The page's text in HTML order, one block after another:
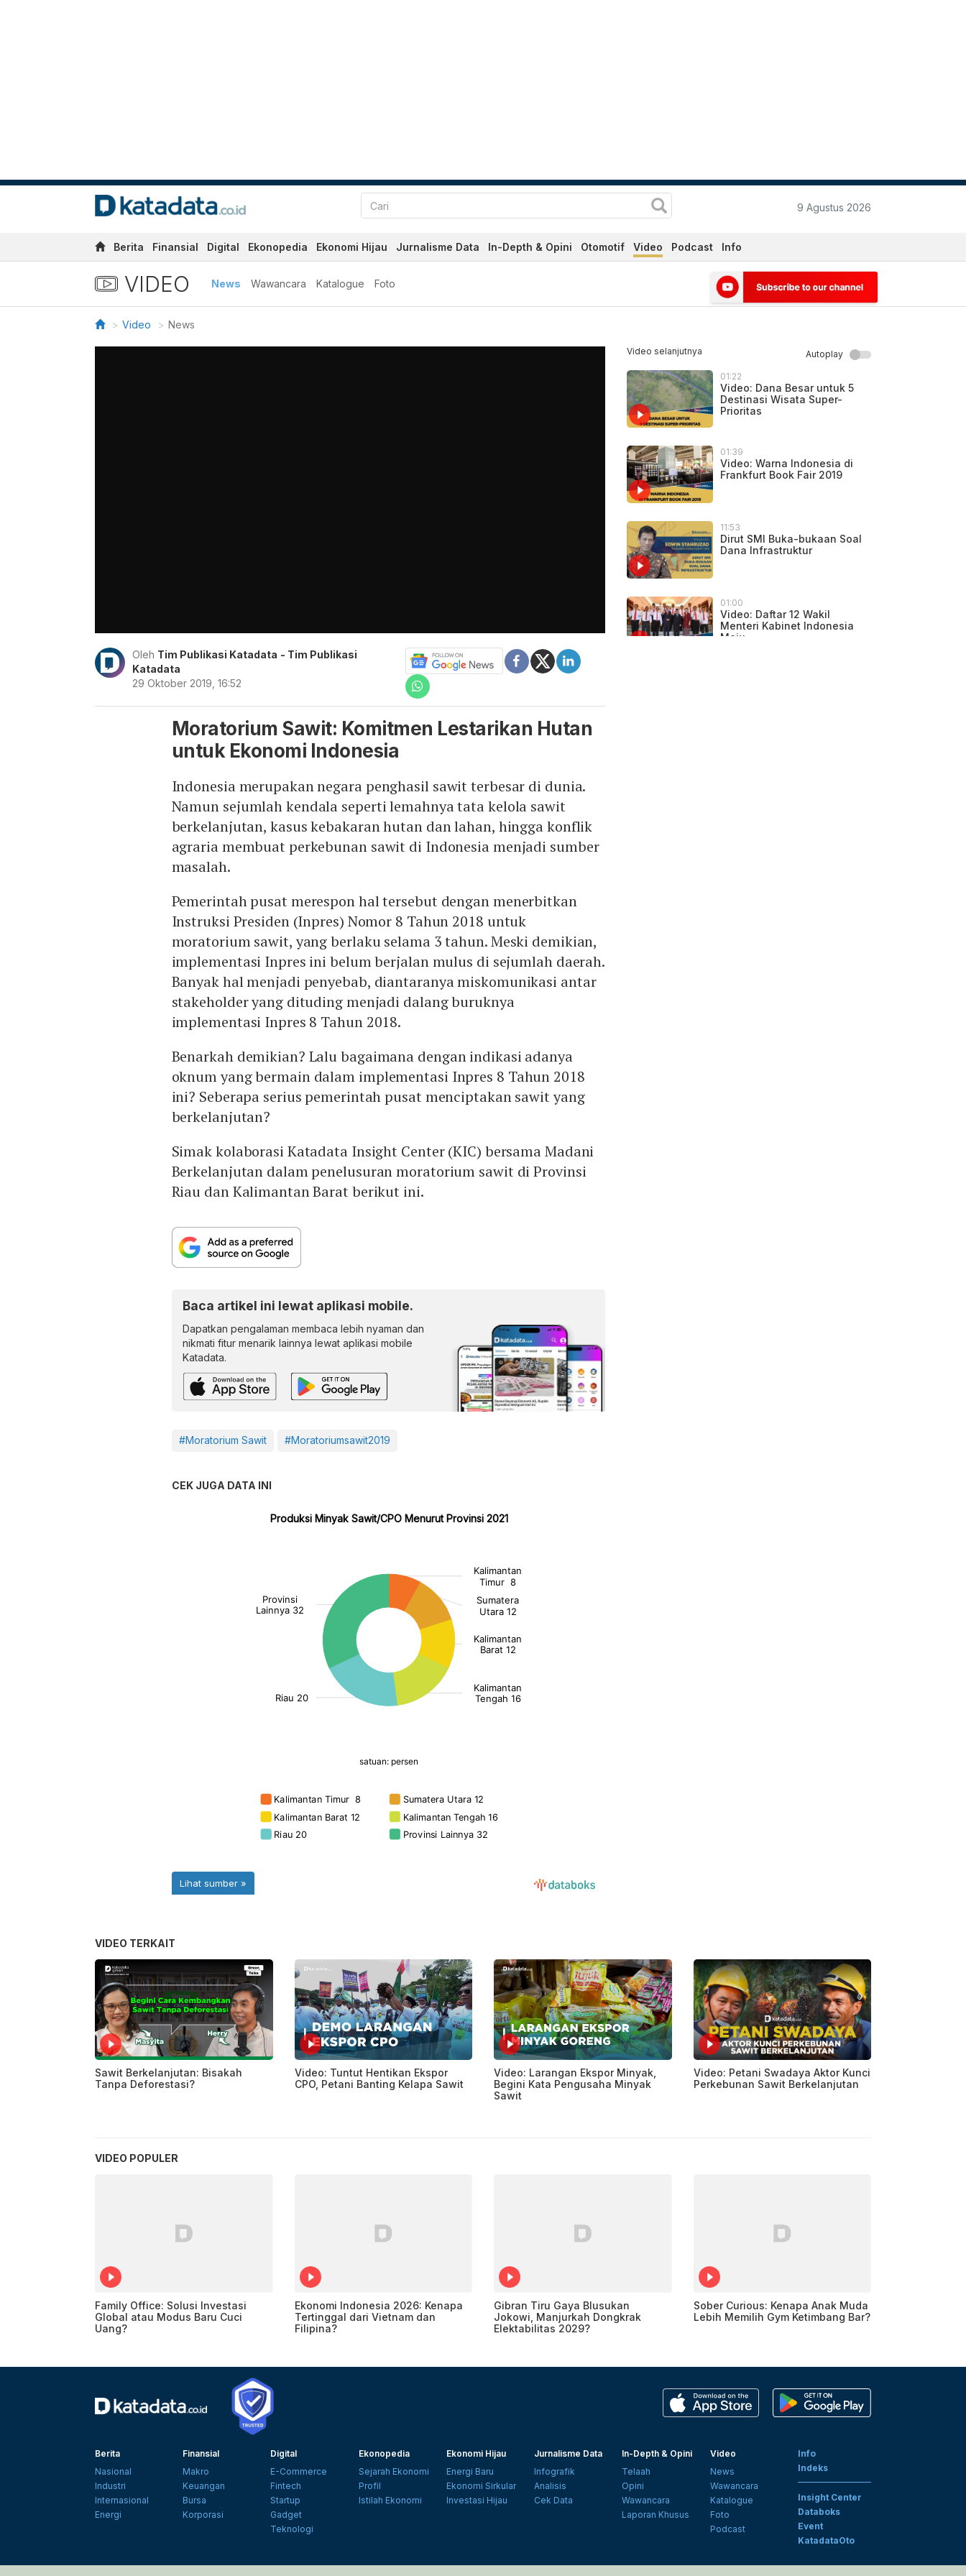
9 Agustus 2026
Berita Finansial Digital Ekonopedia Ekonomi Hijau Jurnalisme Data In-Depth & Opini Otomotif Video Podcast Info
VIDEO News Wawancara Katalogue Foto
Video News
Video selanjutnya Autoplay
01:22
Video: Dana Besar untuk 5
Destinasi Wisata Super-
Prioritas
01:39
Video: Warna Indonesia di
Frankfurt Book Fair 2019
11:53
Dirut SMI Buka-bukaan Soal
Dana Infrastruktur
01:00
Video: Daftar 12 Wakil
Menteri Kabinet Indonesia
Maju
Oleh Tim Publikasi Katadata - Tim Publikasi
Katadata
29 Oktober 2019, 16:52
Moratorium Sawit: Komitmen Lestarikan Hutan
untuk Ekonomi Indonesia
Indonesia merupakan negara penghasil sawit terbesar di dunia.
Namun sejumlah kendala seperti lemahnya tata kelola sawit
berkelanjutan, kasus kebakaran hutan dan lahan, hingga konflik
agraria membuat perkebunan sawit di Indonesia menjadi sumber
masalah.
Pemerintah pusat merespon hal tersebut dengan menerbitkan
Instruksi Presiden (Inpres) Nomor 8 Tahun 2018 untuk
moratorium sawit, yang berlaku selama 3 tahun. Meski demikian,
implementasi Inpres ini belum berjalan mulus di sejumlah daerah.
Banyak hal menjadi penyebab, diantaranya miskomunikasi antar
stakeholder yang dituding menjadi dalang buruknya
implementasi Inpres 8 Tahun 2018.
Benarkah demikian? Lalu bagaimana dengan indikasi adanya
oknum yang bermain dalam implementasi Inpres 8 Tahun 2018
ini? Seberapa serius pemerintah pusat menciptakan sawit yang
berkelanjutan?
Simak kolaborasi Katadata Insight Center (KIC) bersama Madani
Berkelanjutan dalam penelusuran moratorium sawit di Provinsi
Riau dan Kalimantan Barat berikut ini.
Baca artikel ini lewat aplikasi mobile.
Dapatkan pengalaman membaca lebih nyaman dan
nikmati fitur menarik lainnya lewat aplikasi mobile
Katadata.
#Moratorium Sawit #Moratoriumsawit2019
CEK JUGA DATA INI
VIDEO TERKAIT
Sawit Berkelanjutan: Bisakah
Tanpa Deforestasi?
Video: Tuntut Hentikan Ekspor
CPO, Petani Banting Kelapa Sawit
Video: Larangan Ekspor Minyak,
Begini Kata Pengusaha Minyak
Sawit
Video: Petani Swadaya Aktor Kunci
Perkebunan Sawit Berkelanjutan
VIDEO POPULER
Family Office: Solusi Investasi
Global atau Modus Baru Cuci
Uang?
Ekonomi Indonesia 2026: Kenapa
Tertinggal dari Vietnam dan
Filipina?
Gibran Tiru Gaya Blusukan
Jokowi, Manjurkah Dongkrak
Elektabilitas 2029?
Sober Curious: Kenapa Anak Muda
Lebih Memilih Gym Ketimbang Bar?
Berita
Nasional
Industri
Internasional
Energi
Finansial
Makro
Keuangan
Bursa
Korporasi
Digital
E-Commerce
Fintech
Startup
Gadget
Teknologi
Ekonopedia
Sejarah Ekonomi
Profil
Istilah Ekonomi
Ekonomi Hijau
Energi Baru
Ekonomi Sirkular
Investasi Hijau
Jurnalisme Data
Infografik
Analisis
Cek Data
In-Depth & Opini
Telaah
Opini
Wawancara
Laporan Khusus
Video
News
Wawancara
Katalogue
Foto
Podcast
Info
Indeks
Insight Center
Databoks
Event
KatadataOto